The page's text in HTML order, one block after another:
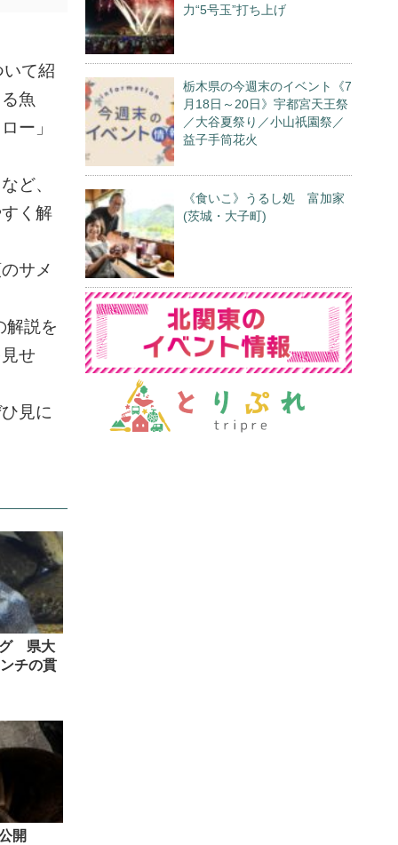
て紹
魚
ー」
ど、
く解
サメ
解説を
せ
見に
グ 県大
チの貫
公開
力“5号玉”打ち上げ
栃木県の今週末のイベント《7
月18日～20日》宇都宮天王祭
／大谷夏祭り／小山祇園祭／
益子手筒花火
《食いこ》うるし処 富加家
(茨城・大子町)